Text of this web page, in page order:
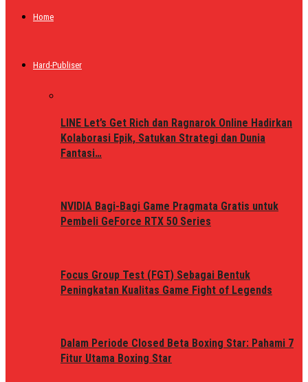
Home
Hard-Publiser
LINE Let’s Get Rich dan Ragnarok Online Hadirkan
Kolaborasi Epik, Satukan Strategi dan Dunia
Fantasi…
NVIDIA Bagi-Bagi Game Pragmata Gratis untuk
Pembeli GeForce RTX 50 Series
Focus Group Test (FGT) Sebagai Bentuk
Peningkatan Kualitas Game Fight of Legends
Dalam Periode Closed Beta Boxing Star: Pahami 7
Fitur Utama Boxing Star